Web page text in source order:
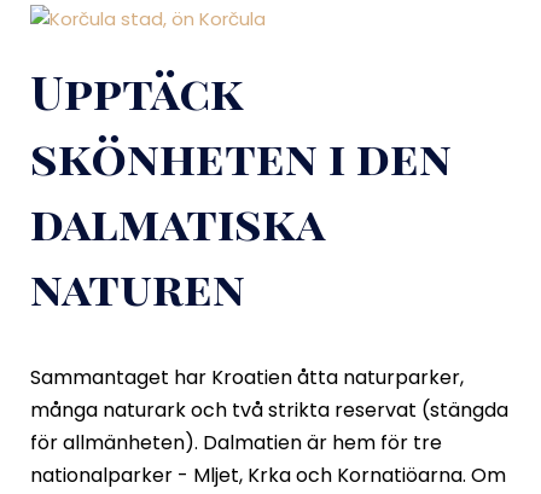
Upptäck
skönheten i den
dalmatiska
naturen
Sammantaget har Kroatien åtta naturparker,
många naturark och två strikta reservat (stängda
för allmänheten). Dalmatien är hem för tre
nationalparker - Mljet, Krka och Kornatiöarna. Om